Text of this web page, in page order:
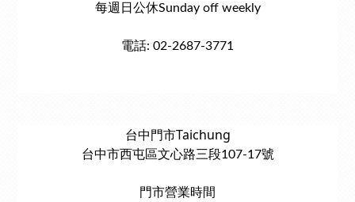
每週日公休Sunday off weekly
電話: 02-2687-3771
台中門市Taichung
台中市西屯區文心路三段107-17號
門市營業時間